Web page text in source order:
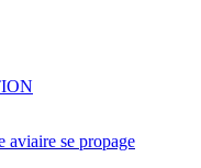
aviaire se propage